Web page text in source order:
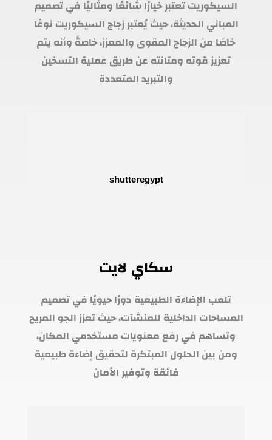
السيكوريت تعتبر خيارًا شائعًا ومثاليًا في تصميم
المباني الحديثة، حيث يُعتبر زجاج السيكوريت نوعًا
خاصًا من الزجاج المقوى والمعزز، خاصةً وأنه يتم
تعزيز قوته ومتانته عن طريق عملية التسخين
والتبريد المتعددة
سكاي لايت
تلعب الإضاءة الطبيعية دورًا حيويًا في تصميم
المساحات الداخلية للمنشآت، حيث تعزز الجو المريح
وتساهم في رفع معنويات مستخدمي المكان،
ومن بين الحلول المبتكرة لتحقيق إضاءة طبيعية
فائقة وتوفير الأمان